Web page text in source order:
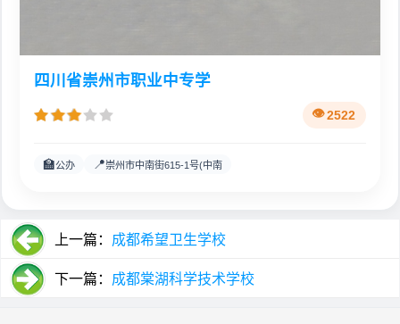
四川省崇州市职业中专学
2522
🏫公办 📍崇州市中南街615-1号(中南
上一篇： 成都希望卫生学校
下一篇： 成都棠湖科学技术学校